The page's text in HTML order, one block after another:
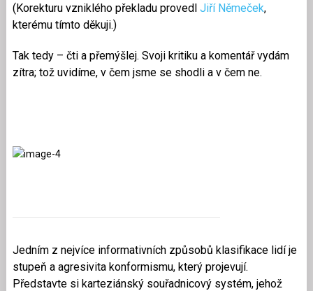
(Korekturu vzniklého překladu provedl Jiří Němeček,
kterému tímto děkuji.)
Tak tedy – čti a přemýšlej. Svoji kritiku a komentář vydám
zítra; tož uvidíme, v čem jsme se shodli a v čem ne.
Jedním z nejvíce informativních způsobů klasifikace lidí je
stupeň a agresivita konformismu, který projevují.
Představte si karteziánský souřadnicový systém, jehož